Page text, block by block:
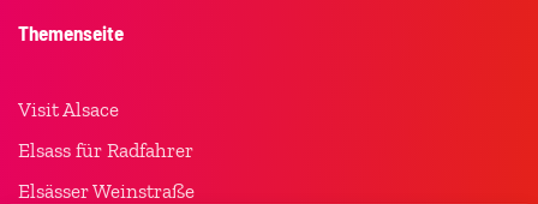
Themenseite
Visit Alsace
Elsass für Radfahrer
Elsässer Weinstraße